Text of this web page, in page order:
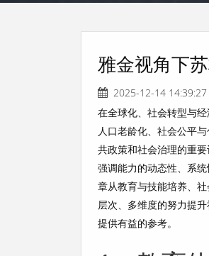
雅金视角下
2025-12-14 14:39:27
在全球化、社会转型与
人口老龄化、社会公平
共政策和社会治理的重
强调能力的动态性、系
章从教育与技能培养、
层次、多维度的努力提
提供有益的参考。